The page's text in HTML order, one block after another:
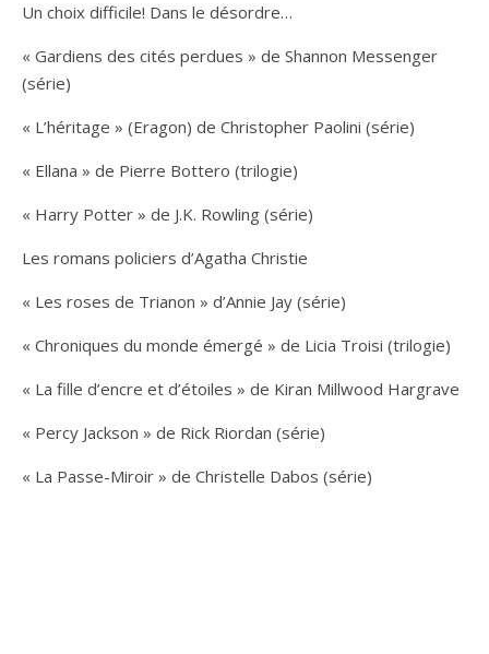
Un choix difficile! Dans le désordre…
« Gardiens des cités perdues » de Shannon Messenger
(série)
« L’héritage » (Eragon) de Christopher Paolini (série)
« Ellana » de Pierre Bottero (trilogie)
« Harry Potter » de J.K. Rowling (série)
Les romans policiers d’Agatha Christie
« Les roses de Trianon » d’Annie Jay (série)
« Chroniques du monde émergé » de Licia Troisi (trilogie)
« La fille d’encre et d’étoiles » de Kiran Millwood Hargrave
« Percy Jackson » de Rick Riordan (série)
« La Passe-Miroir » de Christelle Dabos (série)